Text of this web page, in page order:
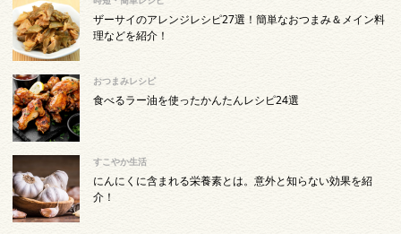
ザーサイのアレンジレシピ27選！簡単なおつまみ＆メイン料
理などを紹介！
おつまみレシピ
食べるラー油を使ったかんたんレシピ24選
すこやか生活
にんにくに含まれる栄養素とは。意外と知らない効果を紹
介！